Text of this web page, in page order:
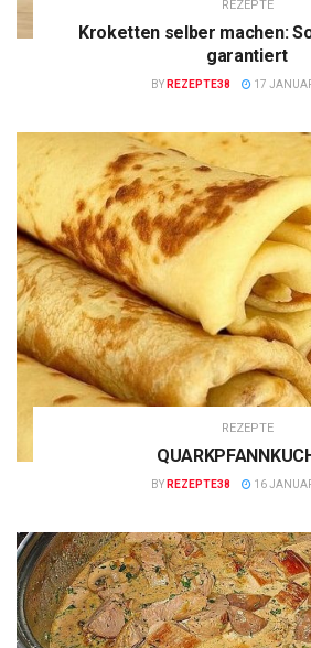
REZEPTE
Kroketten selber machen:
garantiert
BY REZEPTE38 17
REZEPTE
BY REZEPTE38 16